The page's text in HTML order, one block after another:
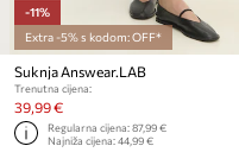
-11%
Extra -5% s kodom: OFF*
Suknja Answear.LAB
Trenutna cijena:
39,99 €
Regularna cijena: 87,99 €
Najniža cijena: 44,99 €